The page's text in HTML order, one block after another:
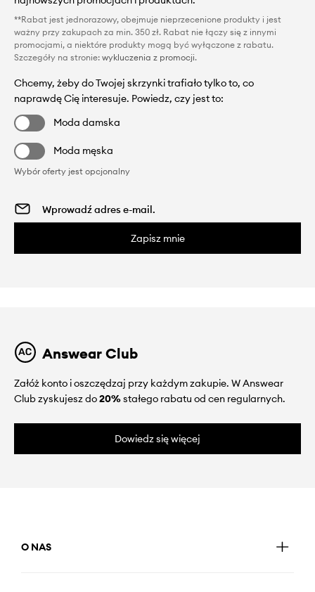
**Rabat jest jednorazowy, obejmuje nieprzecenione produkty i jest
ważny przy zakupach za min. 350 zł. Rabat nie łączy się z innymi
promocjami, a niektóre produkty mogą być wyłączone z rabatu.
Szczegóły na stronie: wykluczenia z promocji.
Chcemy, żeby do Twojej skrzynki trafiało tylko to, co
naprawdę Cię interesuje. Powiedz, czy jest to:
Moda damska
Moda męska
Wybór oferty jest opcjonalny
Zapisz mnie
Answear Club
Załóż konto i oszczędzaj przy każdym zakupie. W Answear
Club zyskujesz do20%stałego rabatu od cen regularnych.
Dowiedz się więcej
O NAS